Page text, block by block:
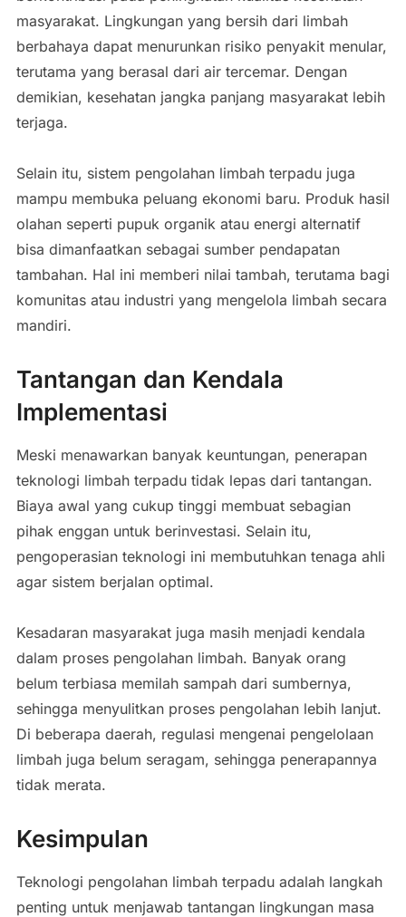
masyarakat. Lingkungan yang bersih dari limbah
berbahaya dapat menurunkan risiko penyakit menular,
terutama yang berasal dari air tercemar. Dengan
demikian, kesehatan jangka panjang masyarakat lebih
terjaga.
Selain itu, sistem pengolahan limbah terpadu juga
mampu membuka peluang ekonomi baru. Produk hasil
olahan seperti pupuk organik atau energi alternatif
bisa dimanfaatkan sebagai sumber pendapatan
tambahan. Hal ini memberi nilai tambah, terutama bagi
komunitas atau industri yang mengelola limbah secara
mandiri.
Tantangan dan Kendala
Implementasi
Meski menawarkan banyak keuntungan, penerapan
teknologi limbah terpadu tidak lepas dari tantangan.
Biaya awal yang cukup tinggi membuat sebagian
pihak enggan untuk berinvestasi. Selain itu,
pengoperasian teknologi ini membutuhkan tenaga ahli
agar sistem berjalan optimal.
Kesadaran masyarakat juga masih menjadi kendala
dalam proses pengolahan limbah. Banyak orang
belum terbiasa memilah sampah dari sumbernya,
sehingga menyulitkan proses pengolahan lebih lanjut.
Di beberapa daerah, regulasi mengenai pengelolaan
limbah juga belum seragam, sehingga penerapannya
tidak merata.
Kesimpulan
Teknologi pengolahan limbah terpadu adalah langkah
penting untuk menjawab tantangan lingkungan masa